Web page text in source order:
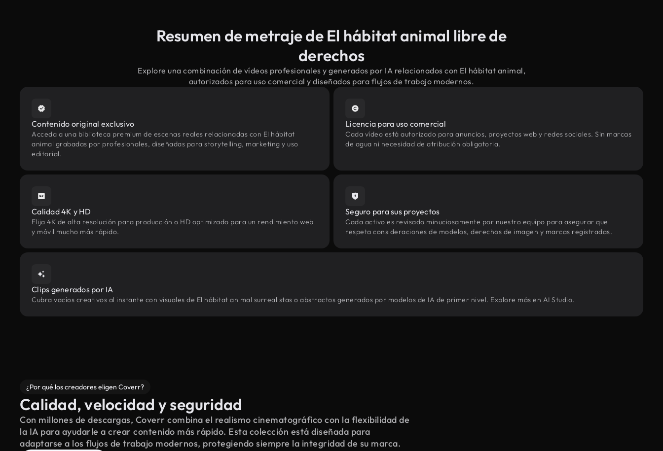
Resumen de metraje de El hábitat animal libre de
derechos
Explore una combinación de vídeos profesionales y generados por IA relacionados con El hábitat animal,
autorizados para uso comercial y diseñados para flujos de trabajo modernos.
Contenido original exclusivo
Acceda a una biblioteca premium de escenas reales relacionadas con El hábitat
animal grabadas por profesionales, diseñadas para storytelling, marketing y uso
editorial.
Licencia para uso comercial
Cada vídeo está autorizado para anuncios, proyectos web y redes sociales. Sin marcas
de agua ni necesidad de atribución obligatoria.
Calidad 4K y HD
Elija 4K de alta resolución para producción o HD optimizado para un rendimiento web
y móvil mucho más rápido.
Seguro para sus proyectos
Cada activo es revisado minuciosamente por nuestro equipo para asegurar que
respeta consideraciones de modelos, derechos de imagen y marcas registradas.
Clips generados por IA
Cubra vacíos creativos al instante con visuales de El hábitat animal surrealistas o abstractos generados por modelos de IA de primer nivel. Explore más en AI Studio.
¿Por qué los creadores eligen Coverr?
Calidad, velocidad y seguridad
Con millones de descargas, Coverr combina el realismo cinematográfico con la flexibilidad de
la IA para ayudarle a crear contenido más rápido. Esta colección está diseñada para
adaptarse a los flujos de trabajo modernos, protegiendo siempre la integridad de su marca.